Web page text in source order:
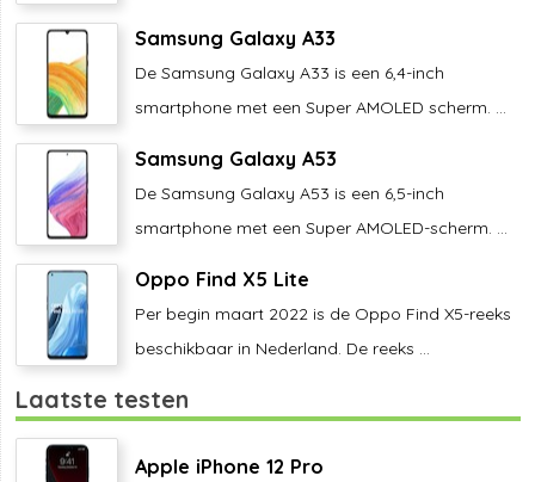
Samsung Galaxy A33
De Samsung Galaxy A33 is een 6,4-inch
smartphone met een Super AMOLED scherm. ...
Samsung Galaxy A53
De Samsung Galaxy A53 is een 6,5-inch
smartphone met een Super AMOLED-scherm. ...
Oppo Find X5 Lite
Per begin maart 2022 is de Oppo Find X5-reeks
beschikbaar in Nederland. De reeks ...
Laatste testen
Apple iPhone 12 Pro